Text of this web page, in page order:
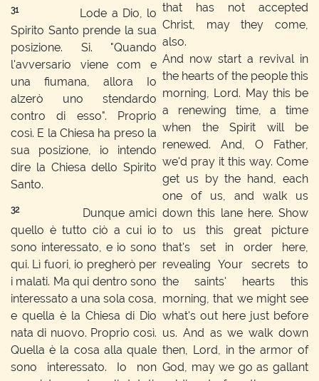
31Lode a Dio, lo
Spirito Santo prende la sua
posizione. Si. "Quando
l'avversario viene com e
una fiumana, allora Io
alzerò uno stendardo
contro di esso". Proprio
così. E la Chiesa ha preso la
sua posizione, io intendo
dire la Chiesa dello Spirito
Santo.
32Dunque amici
quello è tutto ciò a cui io
sono interessato, e io sono
qui. Lì fuori, io pregherò per
i malati. Ma qui dentro sono
interessato a una sola cosa,
e quella è la Chiesa di Dio
nata di nuovo. Proprio così.
Quella è la cosa alla quale
sono interessato. Io non
that has not accepted
Christ, may they come,
also.
And now start a revival in
the hearts of the people this
morning, Lord. May this be
a renewing time, a time
when the Spirit will be
renewed. And, O Father,
we'd pray it this way. Come
get us by the hand, each
one of us, and walk us
down this lane here. Show
to us this great picture
that's set in order here,
revealing Your secrets to
the saints' hearts this
morning, that we might see
what's out here just before
us. And as we walk down
then, Lord, in the armor of
God, may we go as gallant